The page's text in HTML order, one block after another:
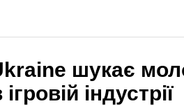
шукає
індустрії